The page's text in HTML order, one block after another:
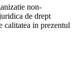
non-
de drept
calitatea in prezentul